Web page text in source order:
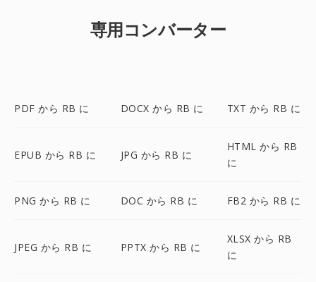
専用コンバーター
PDF から RB に DOCX から RB に TXT から RB に
EPUB から RB に JPG から RB に
HTML から RB
に
PNG から RB に DOC から RB に FB2 から RB に
JPEG から RB に PPTX から RB に
XLSX から RB
に